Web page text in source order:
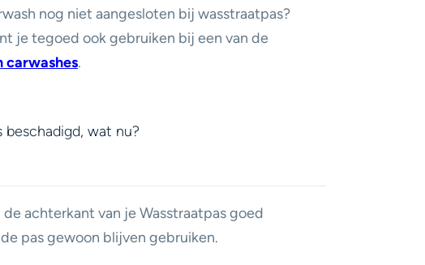
nog niet aangesloten bij wasstraatpas?
je tegoed ook gebruiken bij een van de
carwashes.
beschadigd, wat nu?
achterkant van je Wasstraatpas goed
pas gewoon blijven gebruiken.